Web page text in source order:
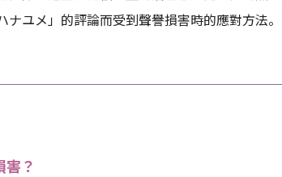
ユメ」的評論而受到聲譽損害時的應對方法。
？